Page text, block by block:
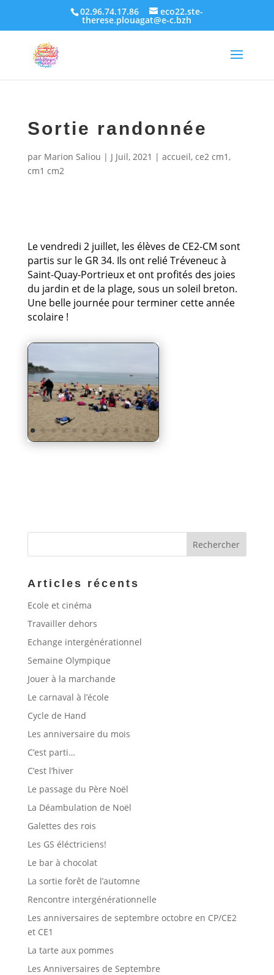
02.96.74.17.86 eco22.ste-
therese.plouagat@e-c.bzh
Sortie randonnée
par Marion Saliou | J Juil, 2021 | accueil, ce2 cm1,
cm1 cm2
Le vendredi 2 juillet, les élèves de CE2-CM sont
partis sur le GR 34. Ils ont relié Tréveneuc à
Saint-Quay-Portrieux et ont profités des joies
du jardin et de la plage, sous un soleil breton.
Une belle journée pour terminer cette année
scolaire !
Articles récents
Ecole et cinéma
Travailler dehors
Echange intergénérationnel
Semaine Olympique
Jouer à la marchande
Le carnaval à l’école
Cycle de Hand
Les anniversaire du mois
C’est parti…
C’est l’hiver
Le passage du Père Noël
La Déambulation de Noël
Galettes des rois
Les GS éléctriciens!
Le bar à chocolat
La sortie forêt de l’automne
Rencontre intergénérationnelle
Les anniversaires de septembre octobre en CP/CE2
et CE1
La tarte aux pommes
Les Anniversaires de Septembre